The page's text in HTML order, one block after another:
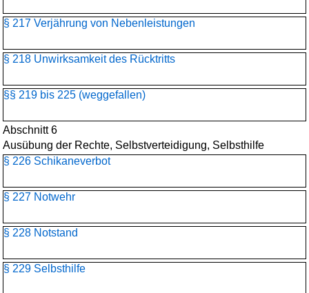
§ 217 Verjährung von Nebenleistungen
§ 218 Unwirksamkeit des Rücktritts
§§ 219 bis 225 (weggefallen)
Abschnitt 6
Ausübung der Rechte, Selbstverteidigung, Selbsthilfe
§ 226 Schikaneverbot
§ 227 Notwehr
§ 228 Notstand
§ 229 Selbsthilfe